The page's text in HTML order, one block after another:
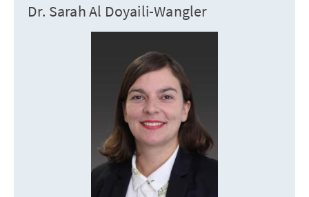
Dr. Sarah Al Doyaili-Wangler